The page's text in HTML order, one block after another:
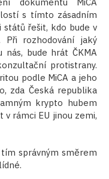
s tímto zásadním
států řešit, kdo bude v
Při rozhodování jaký
bude hrát ČKMA
protistrany.
podle MiCA a jeho
zda Česká republika
krypto hubem
v rámci EU jinou zemi,
správným směrem